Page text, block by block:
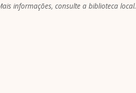
informações, consulte a biblioteca local.